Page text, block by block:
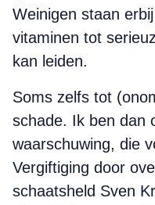
Weinigen staan
vitaminen tot
kan leiden.
Soms zelfs tot
schade. Ik ben dan
waarschuwing, die
Vergiftiging door
schaatsheld Sven